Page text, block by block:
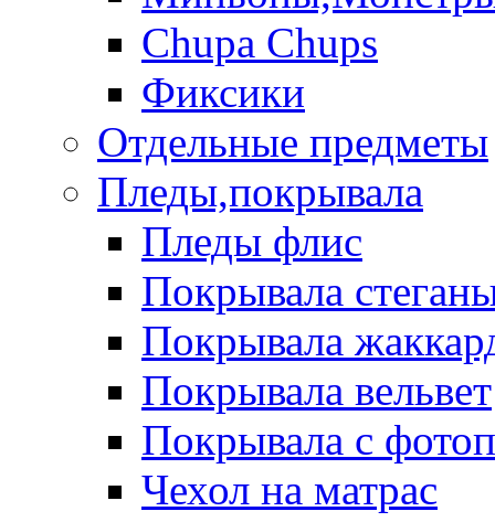
Chupa Chups
Фиксики
Отдельные предметы
Пледы,покрывала
Пледы флис
Покрывала
Покрывала
Покрывала вельвет
Покрывала с
Чехол на матрас